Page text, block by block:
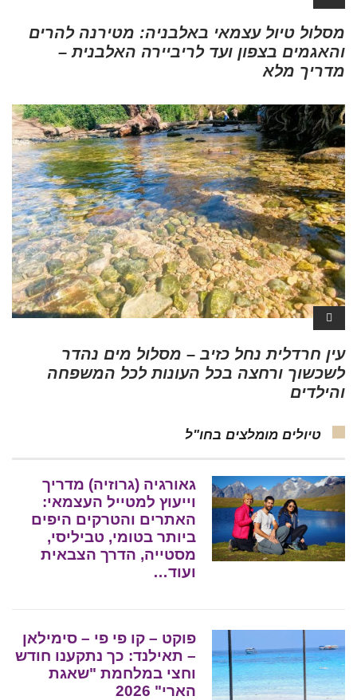
מסלול טיול עצמאי באלבניה: מטירנה להרים
והאגמים בצפון ועד לריביירה האלבנית –
מדריך מלא
עין חרדלית נחל כזיב – מסלול מים נהדר
לשכשוך ורחצה בכל העונות לכל המשפחה
והילדים
טיולים מומלצים בחו"ל
גאורגיה (גרוזיה) מדריך
וייעוץ למטייל העצמאי:
האתרים והטרקים היפים
ביותר בטומי, טביליסי,
מסטייה, הדרך הצבאית
ועוד…
פוקט – קו פי פי – סימילאן
– תאילנד: כך נתקענו חודש
וחצי במלחמת "שאגת
הארי" 2026